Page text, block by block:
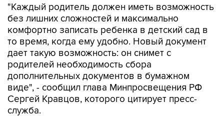
"Каждый родитель должен иметь возможность
без лишних сложностей и максимально
комфортно записать ребенка в детский сад в
то время, когда ему удобно. Новый документ
дает такую возможность: он снимет с
родителей необходимость сбора
дополнительных документов в бумажном
виде", - сообщил глава Минпросвещения РФ
Сергей Кравцов, которого цитирует пресс-
служба.